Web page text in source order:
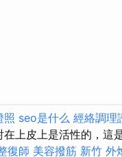
照 seo是什么 經絡調理
在上皮上是活性的，這
復師 美容撥筋 新竹 外